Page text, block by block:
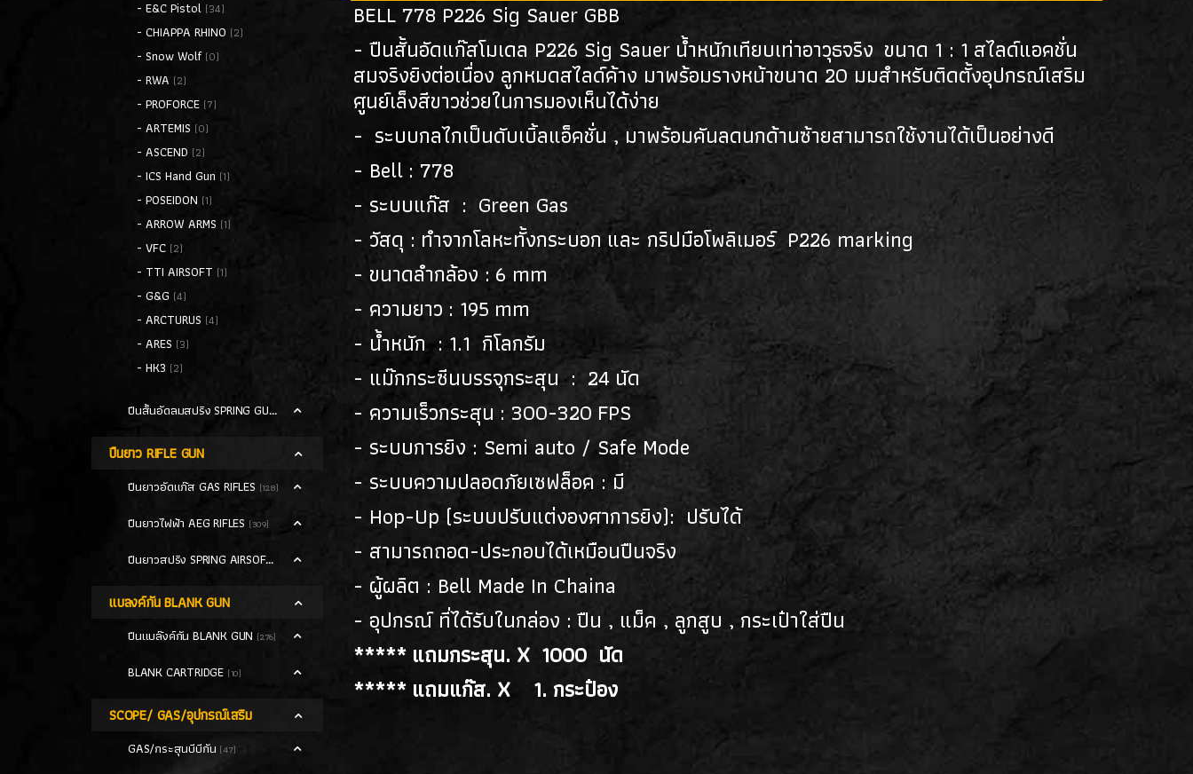
- E&C Pistol (34)
- CHIAPPA RHINO (2)
- Snow Wolf (0)
- RWA (2)
- PROFORCE (7)
- ARTEMIS (0)
- ASCEND (2)
- ICS Hand Gun (1)
- POSEIDON (1)
- ARROW ARMS (1)
- VFC (2)
- TTI AIRSOFT (1)
- G&G (4)
- ARCTURUS (4)
- ARES (3)
- HK3 (2)
ปืนสั้นอัดลมสปริง SPRING GUN (13)
ปืนยาว RIFLE GUN
ปืนยาวอัดแก๊ส GAS RIFLES (128)
ปืนยาวไฟฟ้า AEG RIFLES (309)
ปืนยาวสปริง SPRING AIRSOFT RIFLES
แบลงค์กัน BLANK GUN
ปืนแบล๊งค์กัน BLANK GUN (276)
BLANK CARTRIDGE (10)
SCOPE/ GAS/อุปกรณ์เสริม
GAS/กระสุนบีบีกัน (47)
BELL 778 P226 Sig Sauer GBB
- ปืนสั้นอัดแก๊สโมเดล P226 Sig Sauer น้ำหนักเทียบเท่าอาวุธจริง ขนาด 1 : 1 สไลด์แอคชั่น
สมจริงยิงต่อเนื่อง ลูกหมดสไลด์ค้าง มาพร้อมรางหน้าขนาด 20 มมสำหรับติดตั้งอุปกรณ์เสริม
ศูนย์เล็งสีขาวช่วยในการมองเห็นได้ง่าย
- ระบบกลไกเป็นดับเบิ้ลแอ็คชั่น , มาพร้อมคันลดนกด้านซ้ายสามารถใช้งานได้เป็นอย่างดี
- Bell : 778
- ระบบแก๊ส : Green Gas
- วัสดุ : ทำจากโลหะทั้งกระบอก และ กริปมือโพลิเมอร์ P226 marking
- ขนาดลำกล้อง : 6 mm
- ความยาว : 195 mm
- น้ำหนัก : 1.1 กิโลกรัม
- แม๊กกระซีนบรรจุกระสุน : 24 นัด
- ความเร็วกระสุน : 300-320 FPS
- ระบบการยิง : Semi auto / Safe Mode
- ระบบความปลอดภัยเซฟล็อค : มี
- Hop-Up (ระบบปรับแต่งองศาการยิง): ปรับได้
- สามารถถอด-ประกอบได้เหมือนปืนจริง
- ผู้ผลิต : Bell Made In Chaina
- อุปกรณ์ ที่ได้รับในกล่อง : ปืน , แม็ค , ลูกสูบ , กระเป๋าใส่ปืน
***** แถมกระสุน. X 1000 นัด
***** แถมแก๊ส. X 1. กระป๋อง